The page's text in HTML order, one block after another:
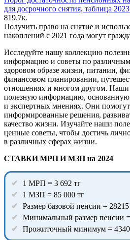
для досрочного снятия, таблица
819.7к.
Получить право на снятие и
накоплений с 2021 года могут
Исследуйте нашу коллекцию
информацию и советы по
здоровом образе жизни, питании,
финансовом планировании,
отношениях и многом другом. Наши
полезную информацию, основанную
и экспертных мнениях. Они
информированные решения,
качество жизни. Изучайте наши
ценные советы, чтобы достичь
в различных сферах жизни.
СТАВКИ МРП И МЗП на 2024
1 МРП = 3 692 тг
1 МЗП = 85 000 тг
Размер базовой пенсии = 28215
Минимальный размер пенсии
Прожиточный минимум =